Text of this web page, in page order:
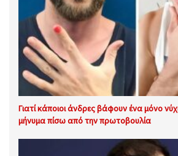
Γιατί κάποιοι άνδρες βάφουν ένα μόνο
μήνυμα πίσω από την πρωτοβουλία